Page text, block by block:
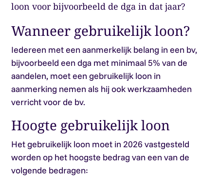
loon voor bijvoorbeeld de dga in dat jaar?
Wanneer gebruikelijk loon?
Iedereen met een aanmerkelijk belang in een bv,
bijvoorbeeld een dga met minimaal 5% van de
aandelen, moet een gebruikelijk loon in
aanmerking nemen als hij ook werkzaamheden
verricht voor de bv.
Hoogte gebruikelijk loon
Het gebruikelijk loon moet in 2026 vastgesteld
worden op het hoogste bedrag van een van de
volgende bedragen: